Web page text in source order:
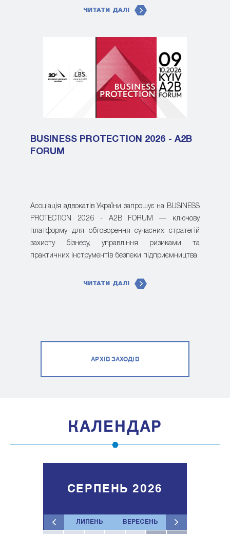
ЧИТАТИ ДАЛІ
BUSINESS PROTECTION 2026 - A2B
FORUM
Асоціація адвокатів України запрошує на BUSINESS
PROTECTION 2026 - A2B FORUM — ключову
платформу для обговорення сучасних стратегій
захисту бізнесу, управління ризиками та
практичних інструментів безпеки підприємництва
ЧИТАТИ ДАЛІ
АРХІВ ЗАХОДІВ
КАЛЕНДАР
ЛИПЕНЬ ВЕРЕСЕНЬ
СЕРПЕНЬ 2026